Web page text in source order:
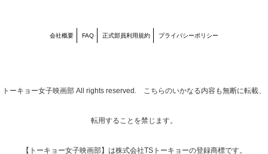
会社概要 FAQ 正式部員利用規約 プライバシーポリシー
トーキョー女子映画部 All rights reserved. こちらのいかなる内容も無断に転載、
転用することを禁じます。
【トーキョー女子映画部】は株式会社TSトーキョーの登録商標です。